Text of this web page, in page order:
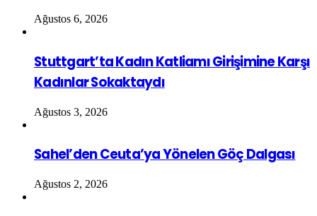
Ağustos 6, 2026
Stuttgart’ta Kadın Katliamı Girişimine Karşı
Kadınlar Sokaktaydı
Ağustos 3, 2026
Sahel’den Ceuta’ya Yönelen Göç Dalgası
Ağustos 2, 2026